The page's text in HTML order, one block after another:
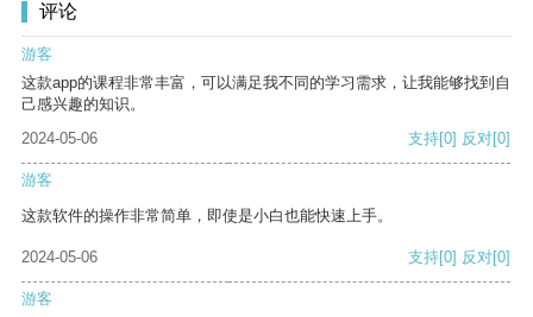
评论
游客
这款app的课程非常丰富，可以满足我不同的学习需求，让我能够找到自
己感兴趣的知识。
2024-05-06
支持[0] 反对[0]
游客
这款软件的操作非常简单，即使是小白也能快速上手。
2024-05-06 支持[0] 反对[0]
游客